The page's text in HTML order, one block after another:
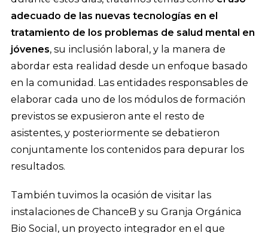
adecuado de las nuevas tecnologías en el
tratamiento de los problemas de salud mental en
jóvenes, su inclusión laboral, y la manera de
abordar esta realidad desde un enfoque basado
en la comunidad. Las entidades responsables de
elaborar cada uno de los módulos de formación
previstos se expusieron ante el resto de
asistentes, y posteriormente se debatieron
conjuntamente los contenidos para depurar los
resultados.
También tuvimos la ocasión de visitar las
instalaciones de ChanceB y su Granja Orgánica
Bio Social, un proyecto integrador en el que